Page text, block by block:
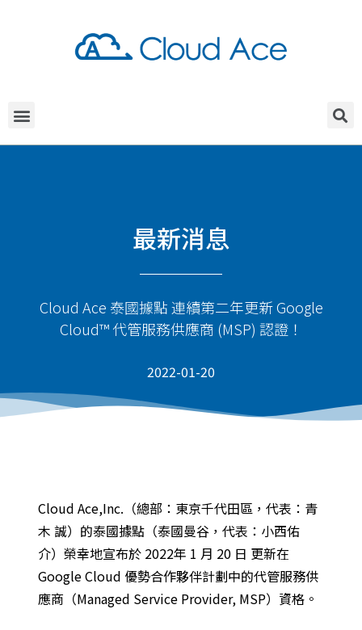
最新消息
Cloud Ace 泰國據點 連續第二年更新 Google
Cloud™ 代管服務供應商 (MSP) 認證！
2022-01-20
Cloud Ace,Inc.（總部：東京千代田區，代表：青
木 誠）的泰國據點（泰國曼谷，代表：小西佑
介）榮幸地宣布於 2022年 1 月 20 日 更新在
Google Cloud 優勢合作夥伴計劃中的代管服務供
應商（Managed Service Provider, MSP）資格。